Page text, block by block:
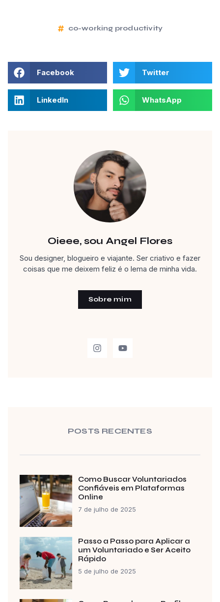
co-working productivity
Facebook Twitter
LinkedIn WhatsApp
Oieee, sou Angel Flores
Sou designer, blogueiro e viajante. Ser criativo e fazer
coisas que me deixem feliz é o lema de minha vida.
Sobre mim
POSTS RECENTES
Como Buscar Voluntariados
Confiáveis em Plataformas
Online
7 de julho de 2025
Passo a Passo para Aplicar a
um Voluntariado e Ser Aceito
Rápido
5 de julho de 2025